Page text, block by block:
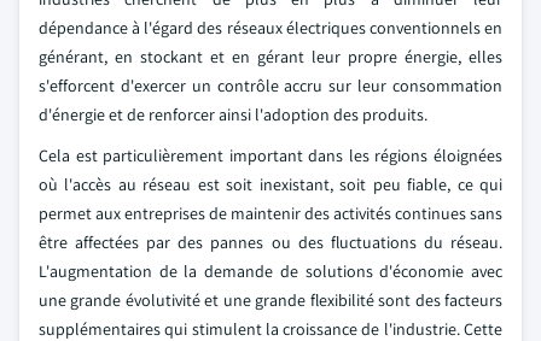
dépendance à l'égard des réseaux électriques conventionnels en
générant, en stockant et en gérant leur propre énergie, elles
s'efforcent d'exercer un contrôle accru sur leur consommation
d'énergie et de renforcer ainsi l'adoption des produits.
Cela est particulièrement important dans les régions éloignées
où l'accès au réseau est soit inexistant, soit peu fiable, ce qui
permet aux entreprises de maintenir des activités continues sans
être affectées par des pannes ou des fluctuations du réseau.
L'augmentation de la demande de solutions d'économie avec
une grande évolutivité et une grande flexibilité sont des facteurs
supplémentaires qui stimulent la croissance de l'industrie. Cette